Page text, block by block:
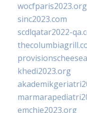
wocfparis2023.org
sinc2023.com
scdlqatar2022-
khedi2023.org
emchie2023.org